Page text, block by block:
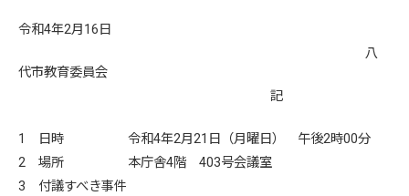
令和4年2月16日
八
代市教育委員会
記
1 日時 令和4年2月21日（月曜日） 午後2時00分
2 場所 本庁舎4階 403号会議室
3 付議すべき事件